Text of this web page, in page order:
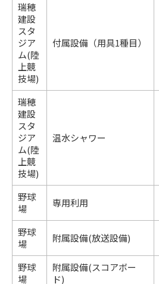
瑞穂
建設
スタ
ジア
ム(陸
上競
技場)
付属設備（用具1種目）
瑞穂
建設
スタ
ジア
ム(陸
上競
技場)
温水シャワー
野球
場
専用利用
野球
場
附属設備(放送設備)
野球
場
附属設備(スコアボー
ド)